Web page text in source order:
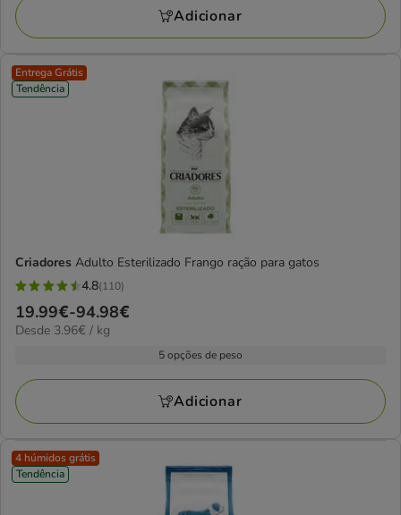
avaliações
está
a
19%,
preço
Adicionar
Entrega Grátis
Tendência
Criadores Adulto Esterilizado Frango ração para gatos
4.8
estrelas
com
avaliações
4.8(110)
Preço
de
94.98€
19.99€-94.98€
3.96€
Desde 3.96€ / kg
5 opções de peso
Adicionar
4 húmidos grátis
Tendência